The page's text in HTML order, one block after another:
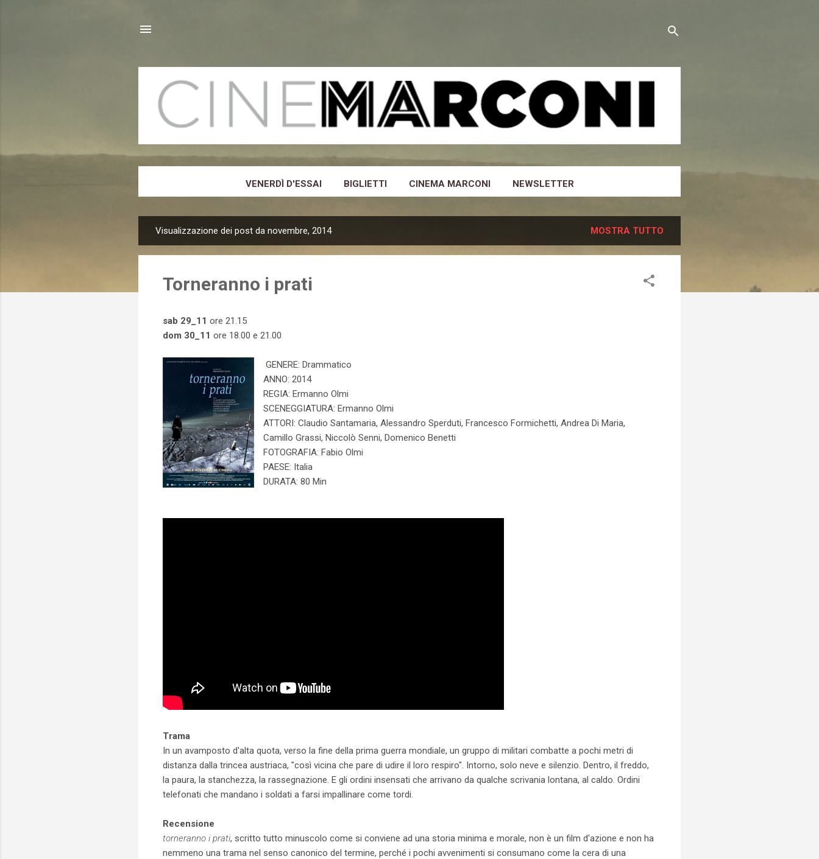
VENERDÌ D'ESSAI BIGLIETTI CINEMA MARCONI NEWSLETTER
o
Visualizzazione dei post da novembre, 2014 MOSTRA TUTTO
Torneranno i prati
sab 29_11 ore 21.15
dom 30_11 ore 18.00 e 21.00
GENERE: Drammatico
ANNO: 2014
REGIA: Ermanno Olmi
SCENEGGIATURA: Ermanno Olmi
ATTORI: Claudio Santamaria, Alessandro Sperduti, Francesco Formichetti, Andrea Di Maria,
Camillo Grassi, Niccolò Senni, Domenico Benetti
FOTOGRAFIA: Fabio Olmi
PAESE: Italia
DURATA: 80 Min
Trama
In un avamposto d'alta quota, verso la fine della prima guerra mondiale, un gruppo di militari combatte a pochi metri di
distanza dalla trincea austriaca, "così vicina che pare di udire il loro respiro". Intorno, solo neve e silenzio. Dentro, il freddo,
la paura, la stanchezza, la rassegnazione. E gli ordini insensati che arrivano da qualche scrivania lontana, al caldo. Ordini
telefonati che mandano i soldati a farsi impallinare come tordi.
Recensione
torneranno i prati, scritto tutto minuscolo come si conviene ad una storia minima e morale, non è un film d'azione e non ha
nemmeno una trama nel senso canonico del termine, perché i pochi avvenimenti si consumano come la cera di una